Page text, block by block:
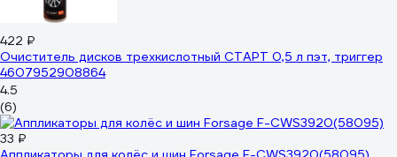
422 ₽
Очиститель дисков трехкислотный СТАРТ 0,5 л пэт, триггер
4607952908864
4.5
(6)
33 ₽